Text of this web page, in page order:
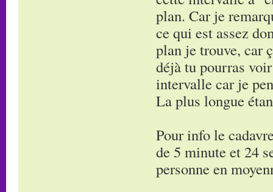
plan. Car je
ce qui est assez
plan je trouve, car
déjà tu pourras
intervalle car je
La plus longue
Pour info le
de 5 minute et 24
personne en